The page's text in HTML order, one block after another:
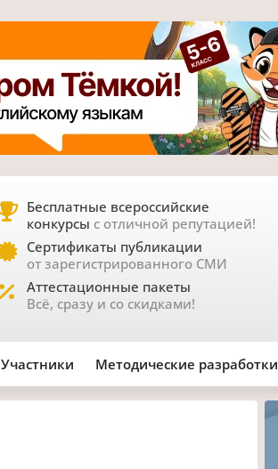
Бесплатные всероссийские
конкурсы с отличной репутацией!
Сертификаты публикации
от зарегистрированного СМИ
Аттестационные пакеты
Всё, сразу и со скидками!
Участники Методические разработки